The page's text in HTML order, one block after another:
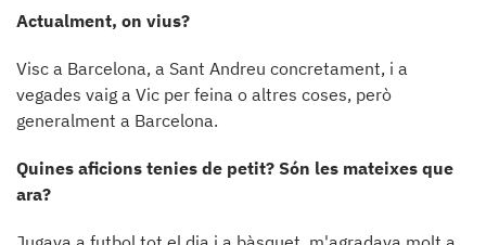
Actualment, on vius?
Visc a Barcelona, a Sant Andreu concretament, i a
vegades vaig a Vic per feina o altres coses, però
generalment a Barcelona.
Quines aficions tenies de petit? Són les mateixes que
ara?